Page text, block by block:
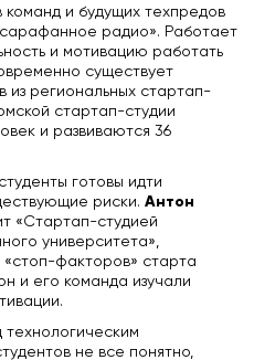
команд и будущих техпредов
радио». Работает
и мотивацию работать
существует
из региональных стартап-
стартап-студии
и развиваются 36
готовы идти
риски. Антон
«Стартап-студией
университета»,
«стоп-факторов» старта
и его команда изучали
не все понятно,